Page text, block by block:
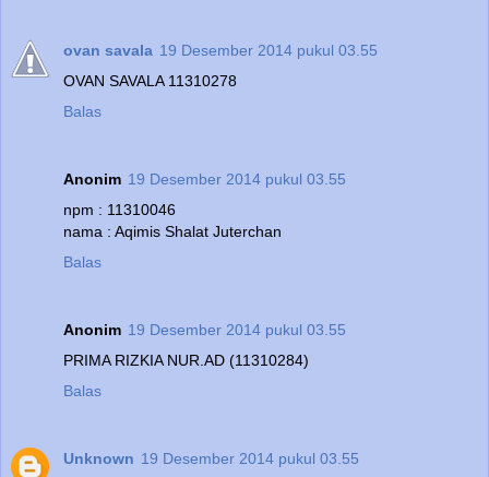
ovan savala 19 Desember 2014 pukul 03.55
OVAN SAVALA 11310278
Balas
Anonim 19 Desember 2014 pukul 03.55
npm : 11310046
nama : Aqimis Shalat Juterchan
Balas
Anonim 19 Desember 2014 pukul 03.55
PRIMA RIZKIA NUR.AD (11310284)
Balas
Unknown 19 Desember 2014 pukul 03.55